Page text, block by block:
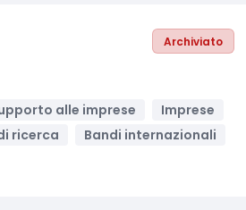
Archiviato
alle imprese
Imprese
ricerca
Bandi internazionali